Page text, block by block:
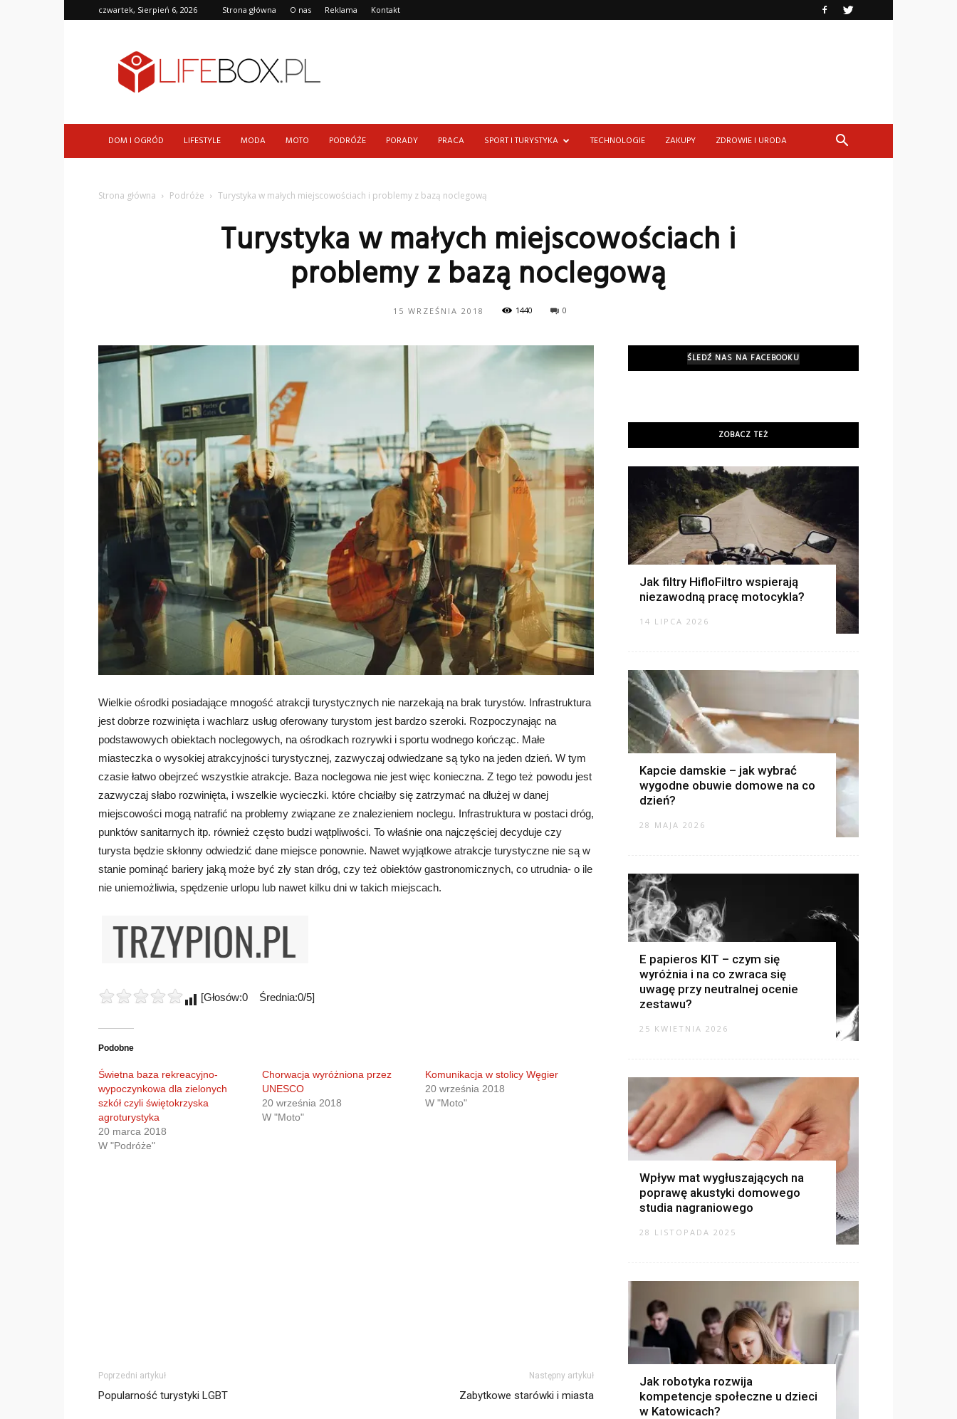
czwartek, Sierpień 6, 2026 Strona główna O nas Reklama Kontakt
DOM I OGRÓD LIFESTYLE MODA MOTO PODRÓŻE PORADY PRACA SPORT I TURYSTYKA TECHNOLOGIE ZAKUPY ZDROWIE I URODA
Strona główna Podróże Turystyka w małych miejscowościach i problemy z bazą noclegową
Turystyka w małych miejscowościach i
problemy z bazą noclegową
15 WRZEŚNIA 2018 1440 0
Wielkie ośrodki posiadające mnogość atrakcji turystycznych nie narzekają na brak turystów. Infrastruktura
jest dobrze rozwinięta i wachlarz usług oferowany turystom jest bardzo szeroki. Rozpoczynając na
podstawowych obiektach noclegowych, na ośrodkach rozrywki i sportu wodnego kończąc. Małe
miasteczka o wysokiej atrakcyjności turystycznej, zazwyczaj odwiedzane są tyko na jeden dzień. W tym
czasie łatwo obejrzeć wszystkie atrakcje. Baza noclegowa nie jest więc konieczna. Z tego też powodu jest
zazwyczaj słabo rozwinięta, i wszelkie wycieczki. które chciałby się zatrzymać na dłużej w danej
miejscowości mogą natrafić na problemy związane ze znalezieniem noclegu. Infrastruktura w postaci dróg,
punktów sanitarnych itp. również często budzi wątpliwości. To właśnie ona najczęściej decyduje czy
turysta będzie skłonny odwiedzić dane miejsce ponownie. Nawet wyjątkowe atrakcje turystyczne nie są w
stanie pominąć bariery jaką może być zły stan dróg, czy też obiektów gastronomicznych, co utrudnia- o ile
nie uniemożliwia, spędzenie urlopu lub nawet kilku dni w takich miejscach.
[Głosów:0 Średnia:0/5]
Podobne
Świetna baza rekreacyjno-
wypoczynkowa dla zielonych
szkół czyli świętokrzyska
agroturystyka
20 marca 2018
W "Podróże"
Chorwacja wyróżniona przez
UNESCO
20 września 2018
W "Moto"
Komunikacja w stolicy Węgier
20 września 2018
W "Moto"
Poprzedni artykuł
Popularność turystyki LGBT
Następny artykuł
Zabytkowe starówki i miasta
ŚLEDŹ NAS NA FACEBOOKU
ZOBACZ TEŻ
Jak filtry HifloFiltro wspierają
niezawodną pracę motocykla?
14 LIPCA 2026
Kapcie damskie – jak wybrać
wygodne obuwie domowe na co
dzień?
28 MAJA 2026
E papieros KIT – czym się
wyróżnia i na co zwraca się
uwagę przy neutralnej ocenie
zestawu?
25 KWIETNIA 2026
Wpływ mat wygłuszających na
poprawę akustyki domowego
studia nagraniowego
28 LISTOPADA 2025
Jak robotyka rozwija
kompetencje społeczne u dzieci
w Katowicach?